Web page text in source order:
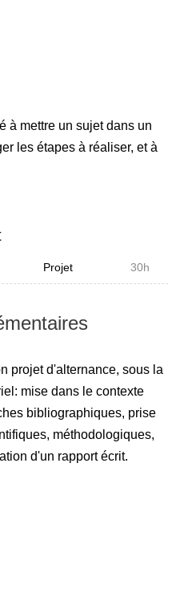
à mettre un sujet dans un
les étapes à réaliser, et à
Projet 30h
projet d'alternance, sous la
mise dans le contexte
bibliographiques, prise
méthodologiques,
d'un rapport écrit.